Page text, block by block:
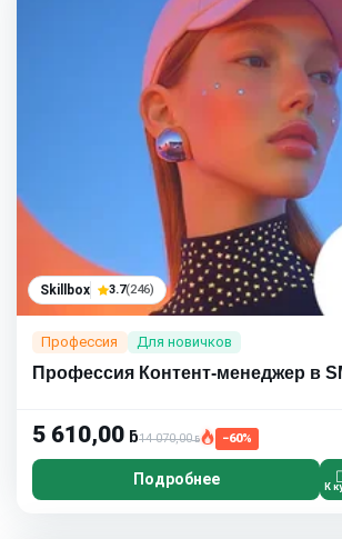
Skillbox 3.7(246)
Профессия Для новичков
Профессия Контент-менеджер в
5 610,00 ƃ14 070,00ƃ −60%
Подробнее К